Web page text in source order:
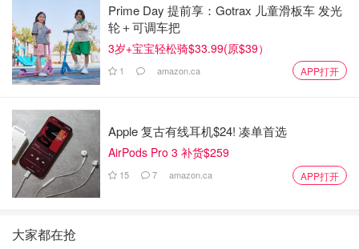
Prime Day 提前享：Gotrax 儿童滑板车 发光
轮＋可调车把
3岁+宝宝轻松骑$33.99(原$39）
1 amazon.ca APP打开
Apple 复古有线耳机$24! 凑单首选
AirPods Pro 3 补货$259
15 7 amazon.ca APP打开
大家都在抢